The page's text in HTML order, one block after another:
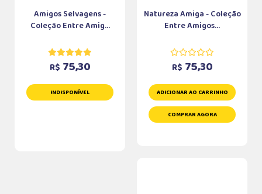
Amigos Selvagens -
Coleção Entre Amig...
R$ 75,30
INDISPONÍVEL
Natureza Amiga - Coleção
Entre Amigos...
R$ 75,30
ADICIONAR AO CARRINHO
COMPRAR AGORA